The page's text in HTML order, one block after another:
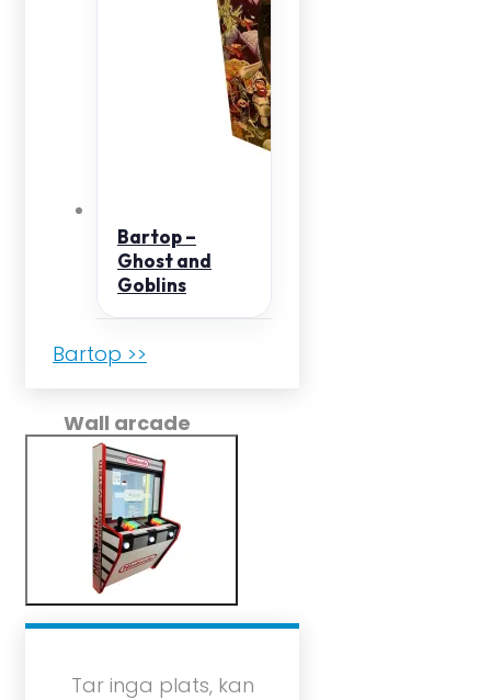
Bartop –
Ghost and
Goblins
Bartop >>
Wall arcade
Tar inga plats, kan